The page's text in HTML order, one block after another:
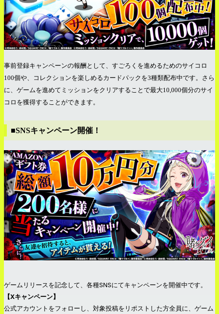
事前登録キャンペーンの報酬として、すごろくを進めるためのサイコロ
100個や、コレクションを楽しめるカードパックを3種類配布中です。さら
に、ゲームを進めてミッションをクリアすることで最大10,000個分のサイ
コロを獲得することができます。
■SNSキャンペーン開催！
ゲームリリースを記念して、各種SNSにてキャンペーンを開催中です。
【Xキャンペーン】
公式アカウントをフォローし、対象投稿をリポストした方全員に、ゲーム